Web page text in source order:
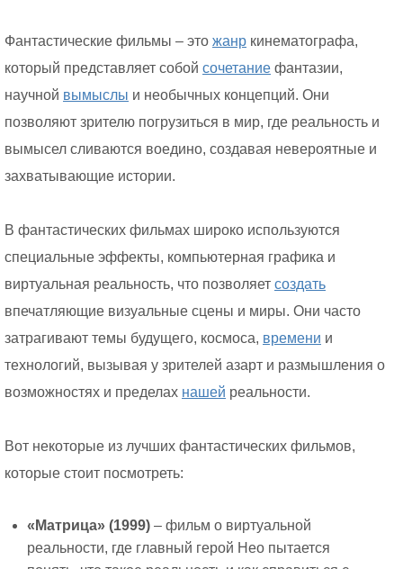
Фантастические фильмы – это жанр кинематографа,
который представляет собой сочетание фантазии,
научной вымыслы и необычных концепций. Они
позволяют зрителю погрузиться в мир, где реальность и
вымысел сливаются воедино, создавая невероятные и
захватывающие истории.
В фантастических фильмах широко используются
специальные эффекты, компьютерная графика и
виртуальная реальность, что позволяет создать
впечатляющие визуальные сцены и миры. Они часто
затрагивают темы будущего, космоса, времени и
технологий, вызывая у зрителей азарт и размышления о
возможностях и пределах нашей реальности.
Вот некоторые из лучших фантастических фильмов,
которые стоит посмотреть:
«Матрица» (1999) – фильм о виртуальной
реальности, где главный герой Нео пытается